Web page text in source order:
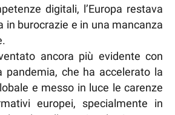
digitali, l’Europa restava
in burocrazie e in una mancanza
ancora più evidente con
pandemia, che ha accelerato la
e messo in luce le carenze
europei, specialmente in